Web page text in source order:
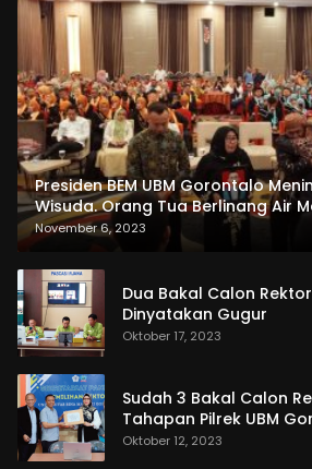
Presiden BEM UBM Gorontalo
Wisuda. Orang Tua Berlinang Air
dan Pemasangan Salempang
November 6, 2023
Dua Bakal Calon
Dinyatakan Gugur
Oktober 17, 2023
Sudah 3 Bakal Calon
Tahapan Pilrek UBM
Oktober 12, 2023